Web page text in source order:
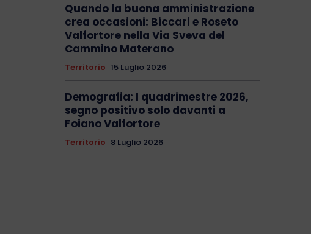
Quando la buona amministrazione
crea occasioni: Biccari e Roseto
Valfortore nella Via Sveva del
Cammino Materano
Territorio 15 Luglio 2026
Demografia: I quadrimestre 2026,
segno positivo solo davanti a
Foiano Valfortore
Territorio 8 Luglio 2026